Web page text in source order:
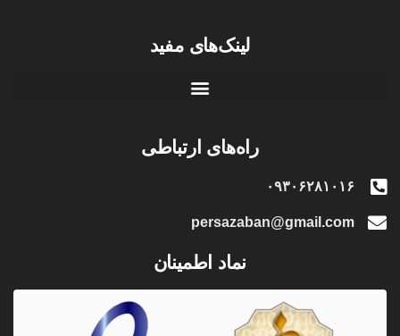
لینک‌های مفید
راه‌های ارتباطی
۰۹۳۰۶۲۸۱۰۱۶
persazaban@gmail.com
نماد اطمینان